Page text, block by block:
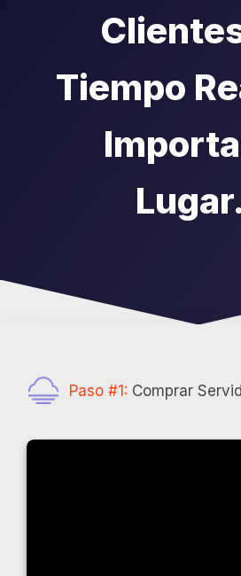
Tiempo
Paso #1: Comprar